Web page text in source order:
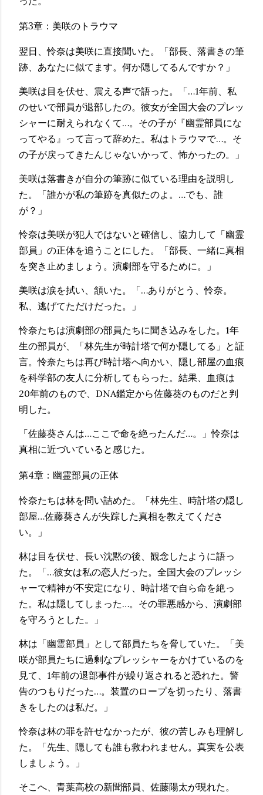
第3章：美咲のトラウマ
翌日、怜奈は美咲に直接聞いた。「部長、落書きの筆
跡、あなたに似てます。何か隠してるんですか？」
美咲は目を伏せ、震える声で語った。「…1年前、私
のせいで部員が退部したの。彼女が全国大会のプレッ
シャーに耐えられなくて…。その子が『幽霊部員にな
ってやる』って言って辞めた。私はトラウマで…。そ
の子が戻ってきたんじゃないかって、怖かったの。」
美咲は落書きが自分の筆跡に似ている理由を説明し
た。「誰かが私の筆跡を真似たのよ。…でも、誰
が？」
怜奈は美咲が犯人ではないと確信し、協力して「幽霊
部員」の正体を追うことにした。「部長、一緒に真相
を突き止めましょう。演劇部を守るために。」
美咲は涙を拭い、頷いた。「…ありがとう、怜奈。
私、逃げてただけだった。」
怜奈たちは演劇部の部員たちに聞き込みをした。1年
生の部員が、「林先生が時計塔で何か隠してる」と証
言。怜奈たちは再び時計塔へ向かい、隠し部屋の血痕
を科学部の友人に分析してもらった。結果、血痕は
20年前のもので、DNA鑑定から佐藤葵のものだと判
明した。
「佐藤葵さんは…ここで命を絶ったんだ…。」怜奈は
真相に近づいていると感じた。
第4章：幽霊部員の正体
怜奈たちは林を問い詰めた。「林先生、時計塔の隠し
部屋…佐藤葵さんが失踪した真相を教えてくださ
い。」
林は目を伏せ、長い沈黙の後、観念したように語っ
た。「…彼女は私の恋人だった。全国大会のプレッシ
ャーで精神が不安定になり、時計塔で自ら命を絶っ
た。私は隠してしまった…。その罪悪感から、演劇部
を守ろうとした。」
林は「幽霊部員」として部員たちを脅していた。「美
咲が部員たちに過剰なプレッシャーをかけているのを
見て、1年前の退部事件が繰り返されると恐れた。警
告のつもりだった…。装置のロープを切ったり、落書
きをしたのは私だ。」
怜奈は林の罪を許せなかったが、彼の苦しみも理解し
た。「先生、隠しても誰も救われません。真実を公表
しましょう。」
そこへ、青葉高校の新聞部員、佐藤陽太が現れた。